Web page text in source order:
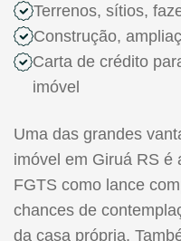
Terrenos, sítios,
Construção,
Carta de crédito
imóvel
Uma das grandes
imóvel em Giruá RS é
FGTS como lance
chances de
da casa própria.